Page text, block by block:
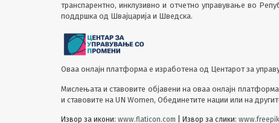
транспарентно, инклузивно и отчетно управување во
поддршка од Швајцарија и Шведска.
Оваа онлајн платформа е изработена од Центарот за
Мислењата и ставовите објавени на оваа онлајн
и ставовите на UN Women, Обединетите нации или на
Извор за икони: www.flaticon.com | Извор за слики: